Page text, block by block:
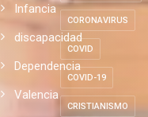
Infancia
discapacidad
Dependencia
Valencia
CORONAVIRUS
COVID
COVID-19
CRISTIANISMO